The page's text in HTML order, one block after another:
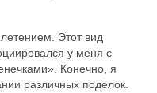
Этот вид
у меня с
Конечно, я
различных поделок.